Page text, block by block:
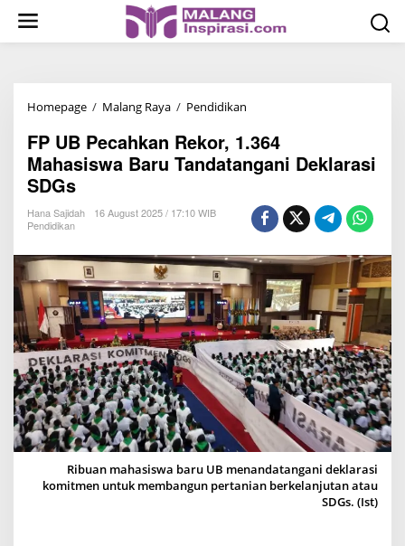
Homepage / Malang Raya / Pendidikan
U
B
e
a
h
k
a
n
R
e
k
r
1
FP UB Pecahkan Rekor, 1.364
Mahasiswa Baru Tandatangani Deklarasi
SDGs
Hana Sajidah
16 August 2025 / 17:10 WIB
Pendidikan
Ribuan mahasiswa baru UB menandatangani deklarasi
komitmen untuk membangun pertanian berkelanjutan atau
SDGs. (Ist)